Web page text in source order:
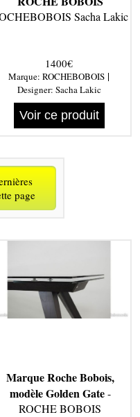
Sacha Lakic
1400€
Marque: ROCHEBOBOIS |
Designer: Sacha Lakic
Voir ce produit
page
Marque Roche Bobois,
modèle Golden Gate-
ROCHE BOBOIS